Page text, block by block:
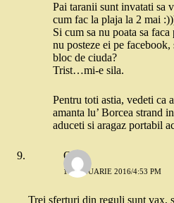
Pai taranii sunt invatati sa
cum fac la plaja la 2 mai
Si cum sa nu poata sa
nu posteze ei pe
bloc de ciuda?
Trist…mi-e sila.
Pentru toti astia, vedeti ca
amanta lu’ Borcea strand
aduceti si aragaz portabil
Oana
16 IANUARIE 2016/4:53 PM
Trei sferturi din reguli sunt vax,